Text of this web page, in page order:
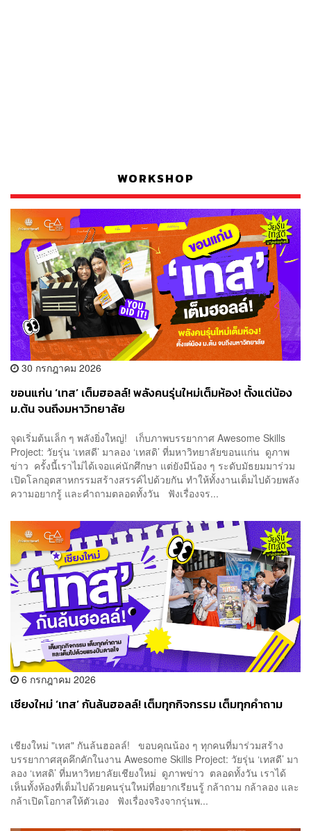
WORKSHOP
30 กรกฎาคม 2026
ขอนแก่น ‘เทส’ เต็มฮอลล์! พลังคนรุ่นใหม่เต็มห้อง! ตั้งแต่น้อง
ม.ต้น จนถึงมหาวิทยาลัย
จุดเริ่มต้นเล็ก ๆ พลังยิ่งใหญ่! เก็บภาพบรรยากาศ Awesome Skills
Project: วัยรุ่น ‘เทสดี’ มาลอง ‘เทสดิ’ ที่มหาวิทยาลัยขอนแก่น ดูภาพ
ข่าว ครั้งนี้เราไม่ได้เจอแค่นักศึกษา แต่ยังมีน้อง ๆ ระดับมัธยมมาร่วม
เปิดโลกอุตสาหกรรมสร้างสรรค์ไปด้วยกัน ทำให้ทั้งงานเต็มไปด้วยพลัง
ความอยากรู้ และคำถามตลอดทั้งวัน ฟังเรื่องจร...
6 กรกฎาคม 2026
เชียงใหม่ ‘เทส’ กันล้นฮอลล์! เต็มทุกกิจกรรม เต็มทุกคำถาม
เชียงใหม่ "เทส" กันล้นฮอลล์! ขอบคุณน้อง ๆ ทุกคนที่มาร่วมสร้าง
บรรยากาศสุดคึกคักในงาน Awesome Skills Project: วัยรุ่น ‘เทสดี’ มา
ลอง ‘เทสดิ’ ที่มหาวิทยาลัยเชียงใหม่ ดูภาพข่าว ตลอดทั้งวัน เราได้
เห็นทั้งห้องที่เต็มไปด้วยคนรุ่นใหม่ที่อยากเรียนรู้ กล้าถาม กล้าลอง และ
กล้าเปิดโอกาสให้ตัวเอง ฟังเรื่องจริงจากรุ่นพ...